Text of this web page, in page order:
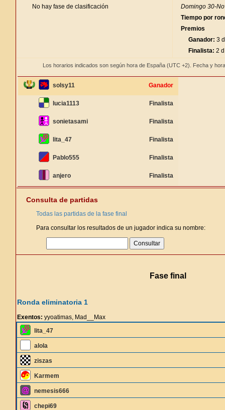
No hay fase de clasificación
Domingo 30-
Tiempo por
Premios
Ganador: 3
Finalista: 2
Los horarios indicados son según hora de España (UTC +2). Fecha y
solsy11 Ganador
lucia1113 Finalista
sonietasami Finalista
lita_47 Finalista
Pablo555 Finalista
anjero Finalista
Consulta de partidas
Todas las partidas de la fase final
Para consultar los resultados de un jugador indica su nombre:
Fase final
Ronda eliminatoria 1
Exentos: yyoatimas, Mad__Max
lita_47
alola
ziszas
Karmem
nemesis666
chepi69